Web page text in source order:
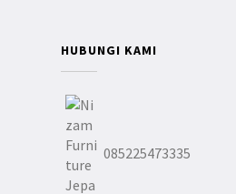
HUBUNGI KAMI
085225473335